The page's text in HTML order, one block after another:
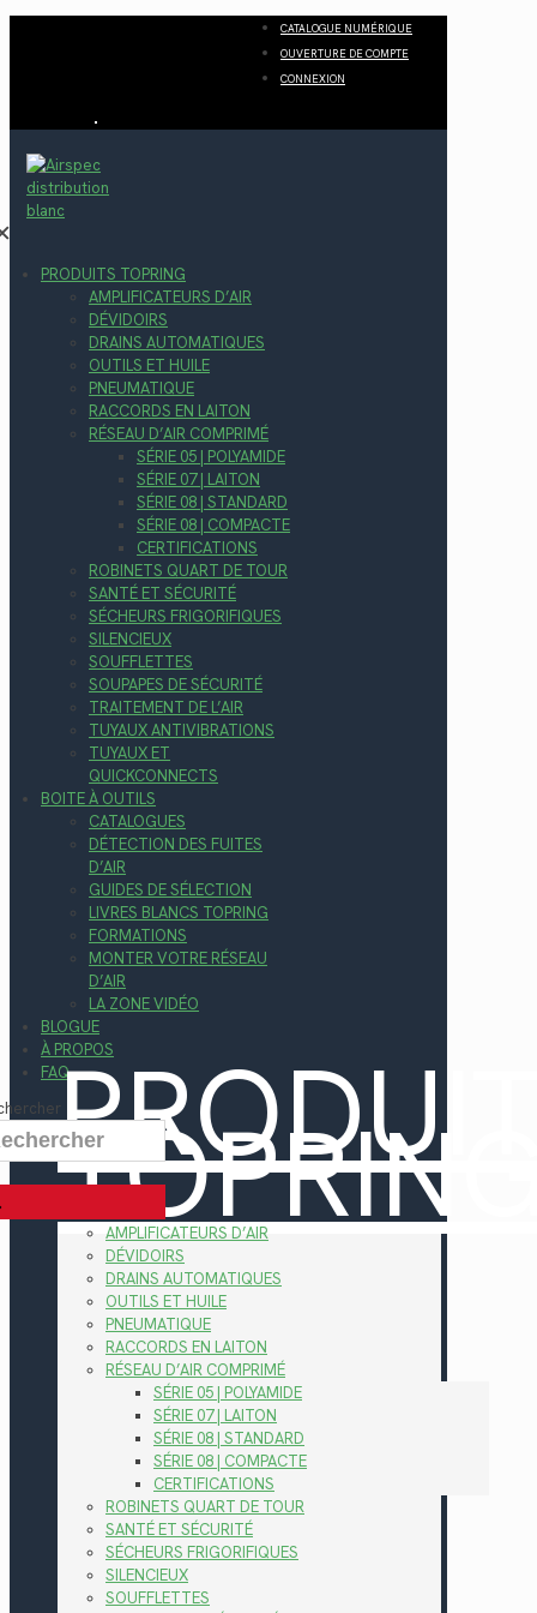
CATALOGUE NUMÉRIQUE
OUVERTURE DE COMPTE
CONNEXION
PRODUITS TOPRING
AMPLIFICATEURS D’AIR
DÉVIDOIRS
DRAINS AUTOMATIQUES
OUTILS ET HUILE
PNEUMATIQUE
RACCORDS EN LAITON
RÉSEAU D’AIR COMPRIMÉ
SÉRIE 05 | POLYAMIDE
SÉRIE 07 | LAITON
SÉRIE 08 | STANDARD
SÉRIE 08 | COMPACTE
CERTIFICATIONS
ROBINETS QUART DE TOUR
SANTÉ ET SÉCURITÉ
SÉCHEURS FRIGORIFIQUES
SILENCIEUX
SOUFFLETTES
SOUPAPES DE SÉCURITÉ
TRAITEMENT DE L’AIR
TUYAUX ANTIVIBRATIONS
TUYAUX ET
QUICKCONNECTS
BOITE À OUTILS
CATALOGUES
DÉTECTION DES FUITES
D’AIR
GUIDES DE SÉLECTION
LIVRES BLANCS TOPRING
FORMATIONS
MONTER VOTRE RÉSEAU
D’AIR
LA ZONE VIDÉO
BLOGUE
À PROPOS
FAQ
AMPLIFICATEURS D’AIR
DÉVIDOIRS
DRAINS AUTOMATIQUES
OUTILS ET HUILE
PNEUMATIQUE
RACCORDS EN LAITON
RÉSEAU D’AIR COMPRIMÉ
SÉRIE 05 | POLYAMIDE
SÉRIE 07 | LAITON
SÉRIE 08 | STANDARD
SÉRIE 08 | COMPACTE
CERTIFICATIONS
ROBINETS QUART DE TOUR
SANTÉ ET SÉCURITÉ
SÉCHEURS FRIGORIFIQUES
SILENCIEUX
SOUFFLETTES